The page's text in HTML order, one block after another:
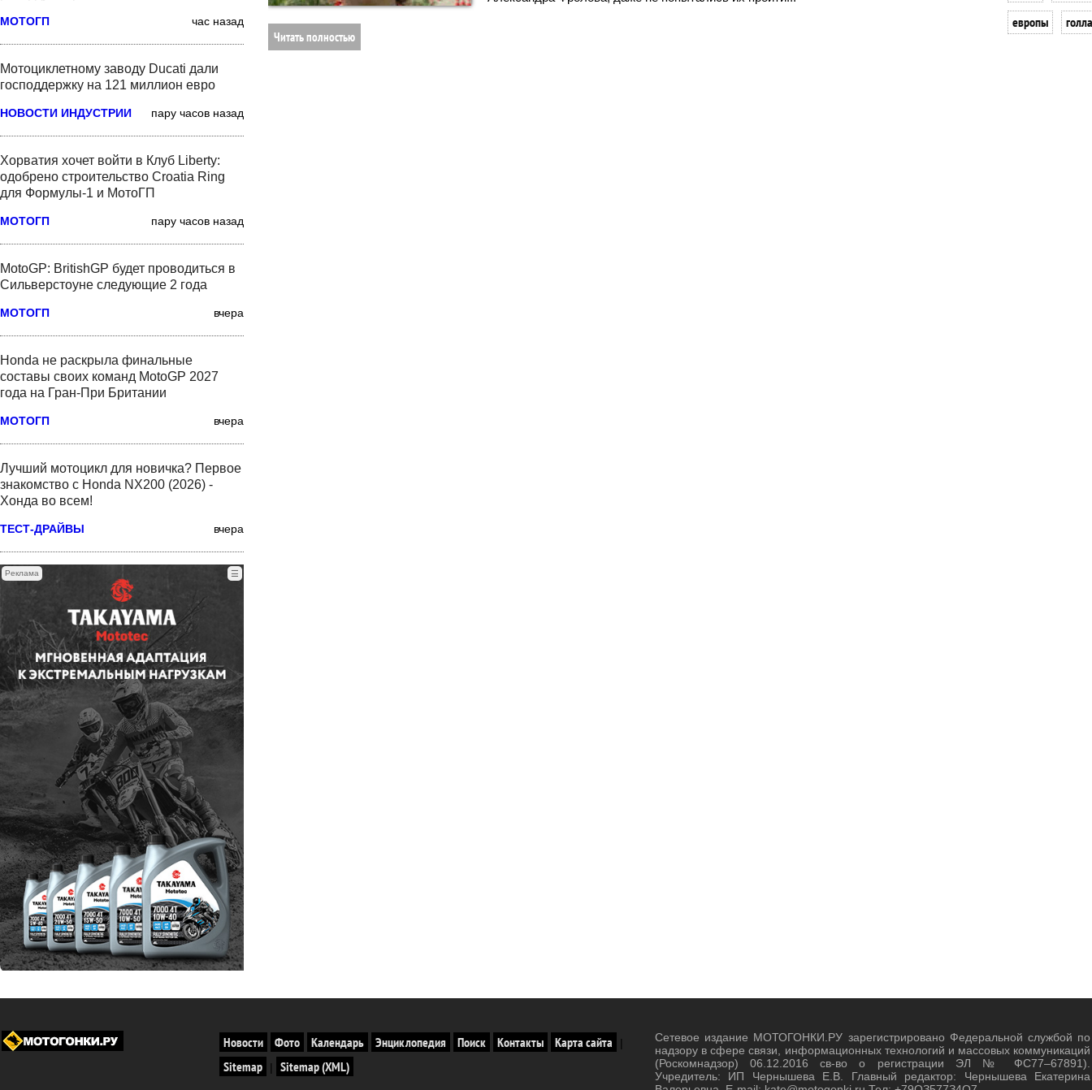
МОТОГП час назад
Мотоциклетному заводу Ducati дали
господдержку на 121 миллион евро
НОВОСТИ ИНДУСТРИИ пару часов назад
Хорватия хочет войти в Клуб Liberty:
одобрено строительство Croatia Ring
для Формулы-1 и МотоГП
МОТОГП пару часов назад
MotoGP: BritishGP будет проводиться в
Сильверстоуне следующие 2 года
МОТОГП вчера
Honda не раскрыла финальные
составы своих команд MotoGP 2027
года на Гран-При Британии
МОТОГП вчера
Лучший мотоцикл для новичка? Первое
знакомство с Honda NX200 (2026) -
Хонда во всем!
ТЕСТ-ДРАЙВЫ вчера
Реклама ☰
Читать полностью
европы
Новости Фото Календарь Энциклопедия Поиск Контакты Карта сайта |
Sitemap | Sitemap (XML)
Сетевое издание МОТОГОНКИ.РУ зарегистрировано Федеральной службой по
надзору в сфере связи, информационных технологий и массовых коммуникаций
(Роскомнадзор) 06.12.2016 св-во о регистрации ЭЛ № ФС77–67891).
Учредитель: ИП Чернышева Е.В. Главный редактор: Чернышева Екатерина